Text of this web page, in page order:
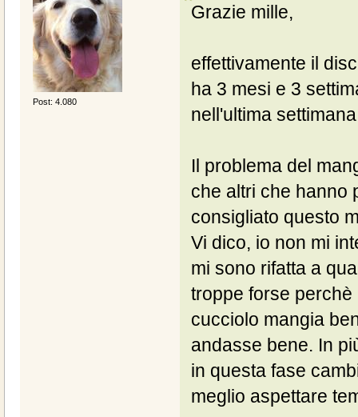
Post: 4.080
Grazie mille,
effettivamente il
ha 3 mesi e 3
nell'ultima
Il problema del
che altri che hanno
consigliato questo
Vi dico, io non mi
mi sono rifatta a
troppe forse perchè
cucciolo mangia
andasse bene. In
in questa fase
meglio aspettare